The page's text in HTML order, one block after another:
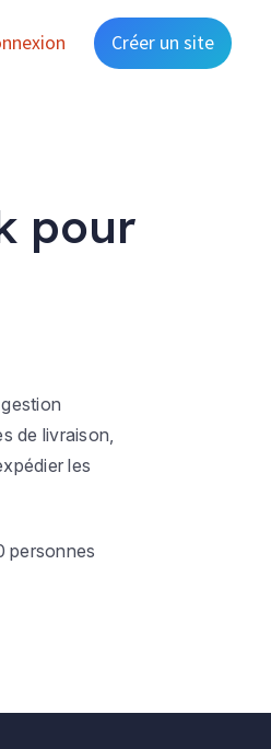
Créer un site
pour
de livraison,
les
personnes